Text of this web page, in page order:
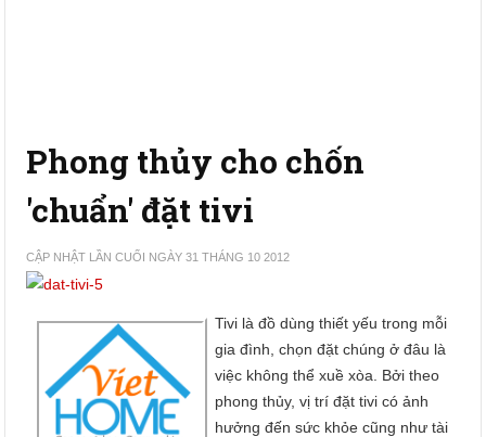
Phong thủy cho chốn
'chuẩn' đặt tivi
CẬP NHẬT LẦN CUỐI NGÀY 31 THÁNG 10 2012
Tivi là đồ dùng thiết yếu trong mỗi
gia đình, chọn đặt chúng ở đâu là
việc không thể xuề xòa. Bởi theo
phong thủy, vị trí đặt tivi có ảnh
hưởng đến sức khỏe cũng như tài